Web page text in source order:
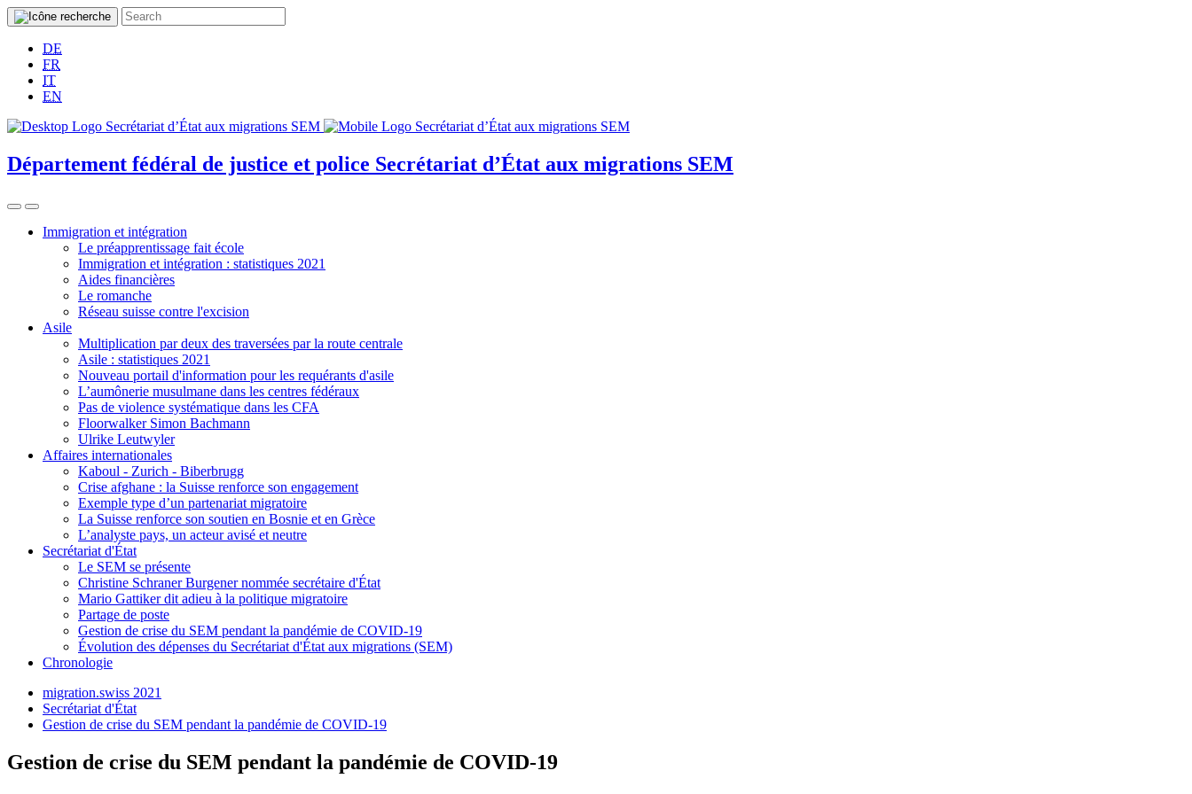
DE
FR
IT
EN
Département fédéral de justice et police Secrétariat d’État aux migrations SEM
Immigration et intégration
Le préapprentissage fait école
Immigration et intégration : statistiques 2021
Aides financières
Le romanche
Réseau suisse contre l'excision
Asile
Multiplication par deux des traversées par la route centrale
Asile : statistiques 2021
Nouveau portail d'information pour les requérants d'asile
L’aumônerie musulmane dans les centres fédéraux
Pas de violence systématique dans les CFA
Floorwalker Simon Bachmann
Ulrike Leutwyler
Affaires internationales
Kaboul - Zurich - Biberbrugg
Crise afghane : la Suisse renforce son engagement
Exemple type d’un partenariat migratoire
La Suisse renforce son soutien en Bosnie et en Grèce
L’analyste pays, un acteur avisé et neutre
Secrétariat d'État
Le SEM se présente
Christine Schraner Burgener nommée secrétaire d'État
Mario Gattiker dit adieu à la politique migratoire
Partage de poste
Gestion de crise du SEM pendant la pandémie de COVID-19
Évolution des dépenses du Secrétariat d'État aux migrations (SEM)
Chronologie
migration.swiss 2021
Secrétariat d'État
Gestion de crise du SEM pendant la pandémie de COVID-19
Gestion de crise du SEM pendant la pandémie de COVID-19